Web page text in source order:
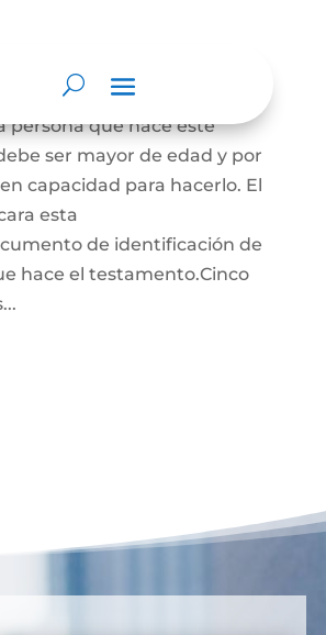
EL TESTAMENTO
persona que hace este
ser mayor de edad y por
capacidad para hacerlo. El
esta
de identificación de
hace el testamento.Cinco